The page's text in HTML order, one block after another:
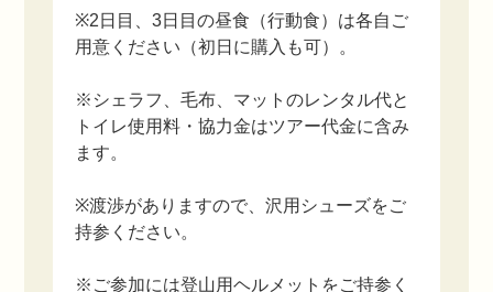
※2日目、3日目の昼食（行動食）は各自ご
用意ください（初日に購入も可）。
※シェラフ、毛布、マットのレンタル代と
トイレ使用料・協力金はツアー代金に含み
ます。
※渡渉がありますので、沢用シューズをご
持参ください。
※ご参加には登山用ヘルメットをご持参く